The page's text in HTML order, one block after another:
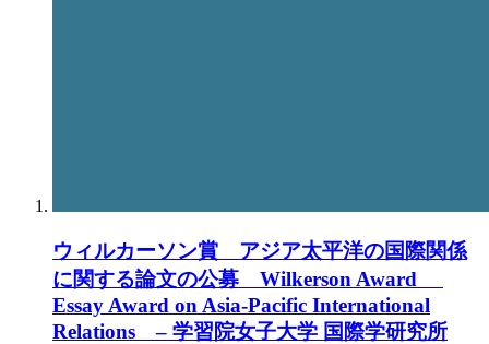
ウィルカーソン賞 アジア太平洋の国際関係
に関する論文の公募 Wilkerson Award
Essay Award on Asia-Pacific International
Relations – 学習院女子大学 国際学研究所